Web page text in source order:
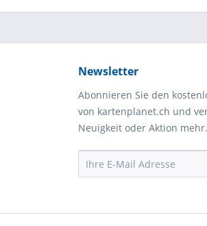
Newsletter
Abonnieren Sie den
von kartenplanet.ch und
Neuigkeit oder Aktion mehr.